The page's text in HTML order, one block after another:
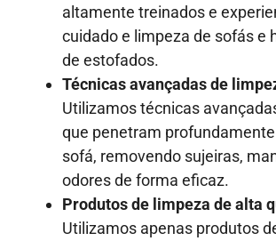
altamente treinados e
cuidado e limpeza de sofás e
de estofados.
Técnicas avançadas de
Utilizamos técnicas
que penetram
sofá, removendo sujeiras,
odores de forma eficaz.
Produtos de limpeza de alta
Utilizamos apenas produtos